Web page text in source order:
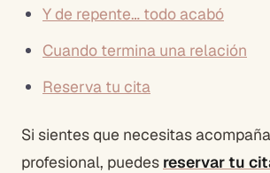
Y de repente… todo acabó
Cuando termina una relación
Reserva tu cita
Si sientes que necesitas
profesional, puedes reservar tu